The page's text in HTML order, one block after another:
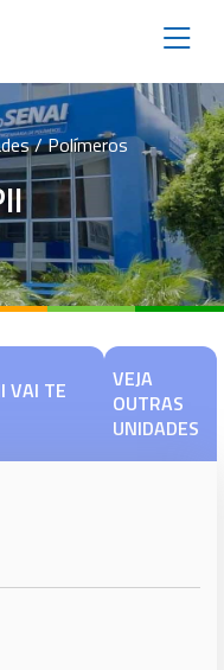
/ Polímeros
VAI TE
VEJA
OUTRAS
UNIDADES